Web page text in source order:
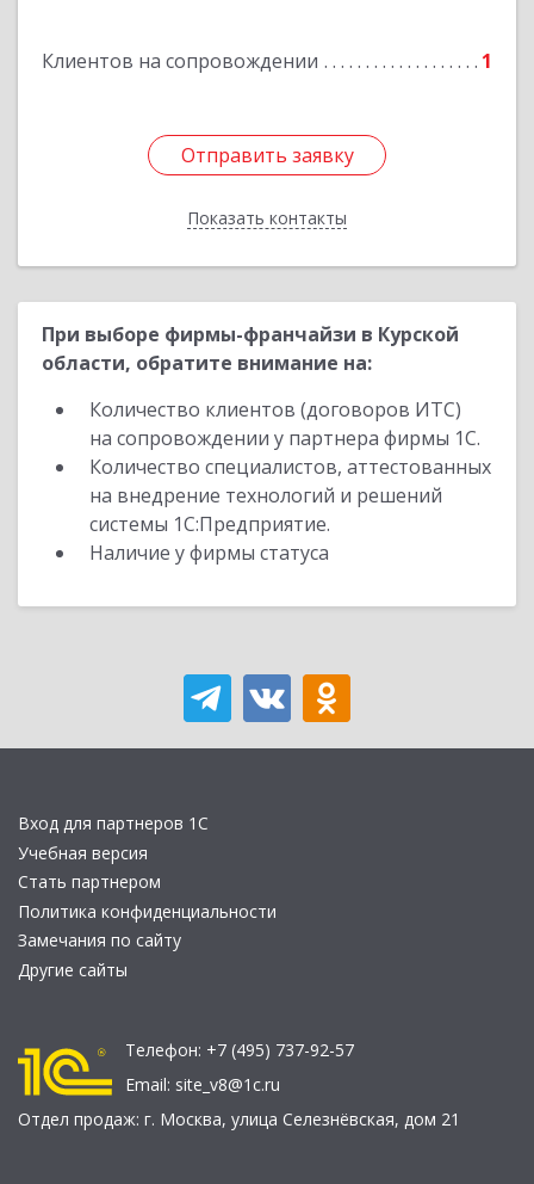
Клиентов на сопровождении 1
Отправить заявку
Показать контакты
Отправить заявку
Назад
При выборе фирмы-франчайзи в Курской
области, обратите внимание на:
Количество клиентов (договоров ИТС)
на сопровождении у партнера фирмы 1С.
Количество специалистов, аттестованных
на внедрение технологий и решений
системы 1С:Предприятие.
Наличие у фирмы статуса
Вход для партнеров 1С
Учебная версия
Стать партнером
Политика конфиденциальности
Замечания по сайту
Другие сайты
Телефон: +7 (495) 737-92-57
Email: site_v8@1c.ru
Отдел продаж: г. Москва, улица Селезнёвская, дом 21